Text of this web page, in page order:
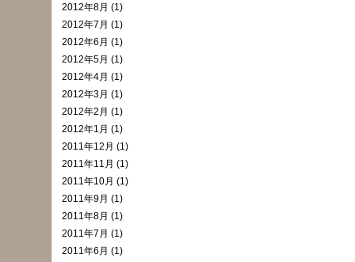
2012年8月 (1)
2012年7月 (1)
2012年6月 (1)
2012年5月 (1)
2012年4月 (1)
2012年3月 (1)
2012年2月 (1)
2012年1月 (1)
2011年12月 (1)
2011年11月 (1)
2011年10月 (1)
2011年9月 (1)
2011年8月 (1)
2011年7月 (1)
2011年6月 (1)